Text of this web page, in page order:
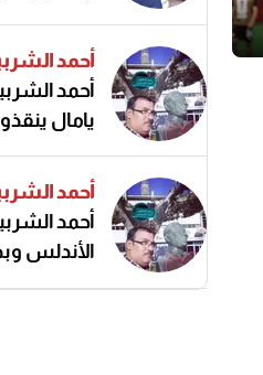
أحمد
أحمد
يامال
أحمد
أحمد
الأندلس